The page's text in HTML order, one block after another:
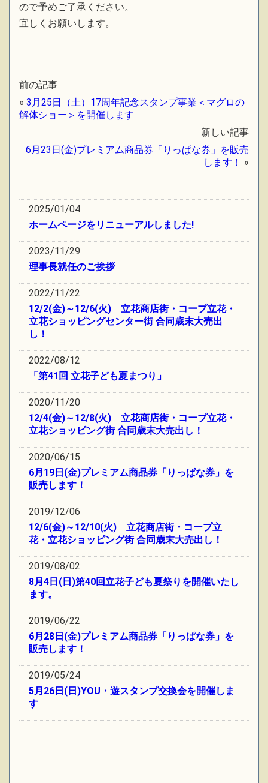
ので予めご了承ください。
宜しくお願いします。
前の記事
« 3月25日（土）17周年記念スタンプ事業＜マグロの
解体ショー＞を開催します
新しい記事
6月23日(金)プレミアム商品券「りっぱな券」を販売
します！
»
2025/01/04
ホームページをリニューアルしました!
2023/11/29
理事長就任のご挨拶
2022/11/22
12/2(金)～12/6(火) 立花商店街・コープ立花・
立花ショッピングセンター街 合同歳末大売出
し！
2022/08/12
「第41回 立花子ども夏まつり」
2020/11/20
12/4(金)～12/8(火) 立花商店街・コープ立花・
立花ショッピング街 合同歳末大売出し！
2020/06/15
6月19日(金)プレミアム商品券「りっぱな券」を
販売します！
2019/12/06
12/6(金)～12/10(火) 立花商店街・コープ立
花・立花ショッピング街 合同歳末大売出し！
2019/08/02
8月4日(日)第40回立花子ども夏祭りを開催いたし
ます。
2019/06/22
6月28日(金)プレミアム商品券「りっぱな券」を
販売します！
2019/05/24
5月26日(日)YOU・遊スタンプ交換会を開催しま
す